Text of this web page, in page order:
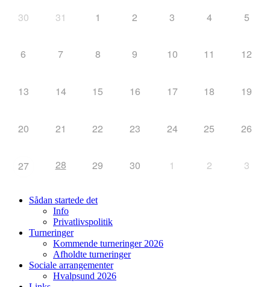
30 31 1 2 3 4 5
6 7 8 9 10 11 12
13 14 15 16 17 18 19
20 21 22 23 24 25 26
27 28 29 30 1 2 3
Sådan startede det
Info
Privatlivspolitik
Turneringer
Kommende turneringer 2026
Afholdte turneringer
Sociale arrangementer
Hvalpsund 2026